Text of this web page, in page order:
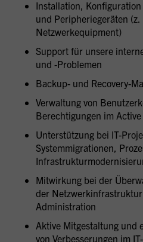
Installation,
und Peripheriegeräten
Netzwerkequipment)
Support für unsere
und -Problemen
Backup- und Recovery-
Verwaltung von
Berechtigungen im
Unterstützung bei IT-
Systemmigrationen,
Mitwirkung bei der
der
Administration
Aktive Mitgestaltung und
von Verbesserungen im